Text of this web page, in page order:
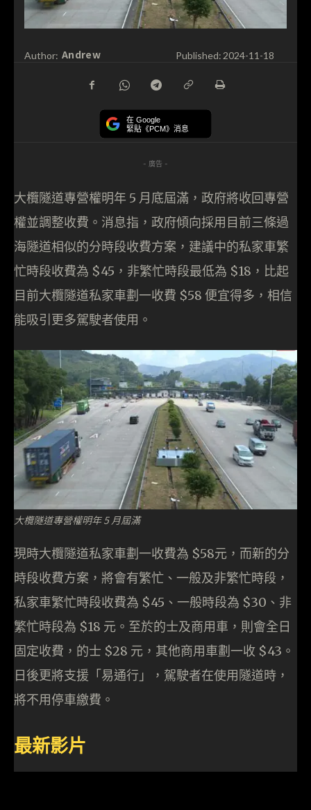
Author: Andrew Published: 2024-11-18
在 Google
緊貼《PCM》消息
- 廣告 -
大欖隧道專營權明年 5 月底屆滿，政府將收回專營
權並調整收費。消息指，政府傾向採用目前三條過
海隧道相似的分時段收費方案，建議中的私家車繁
忙時段收費為 $45，非繁忙時段最低為 $18，比起
目前大欖隧道私家車劃一收費 $58 便宜得多，相信
能吸引更多駕駛者使用。
大欖隧道專營權明年 5 月屆滿
現時大欖隧道私家車劃一收費為 $58元，而新的分
時段收費方案，將會有繁忙、一般及非繁忙時段，
私家車繁忙時段收費為 $45、一般時段為 $30、非
繁忙時段為 $18 元。至於的士及商用車，則會全日
固定收費，的士 $28 元，其他商用車劃一收 $43。
日後更將支援「易通行」，駕駛者在使用隧道時，
將不用停車繳費。
最新影片